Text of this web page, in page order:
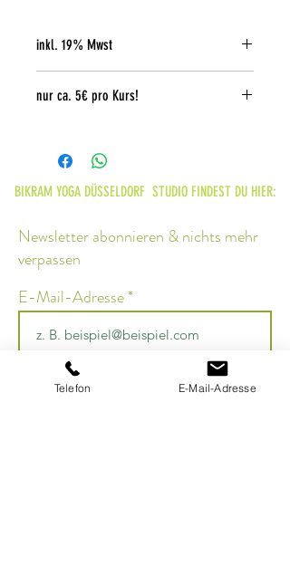
inkl. 19% Mwst
nur ca. 5€ pro Kurs!
Just 5€ per course if you participate daily!
BIKRAM YOGA DÜSSELDORF STUDIO FINDEST DU HIER:
Newsletter abonnieren & nichts mehr
verpassen
E-Mail-Adresse
Telefon E-Mail-Adresse